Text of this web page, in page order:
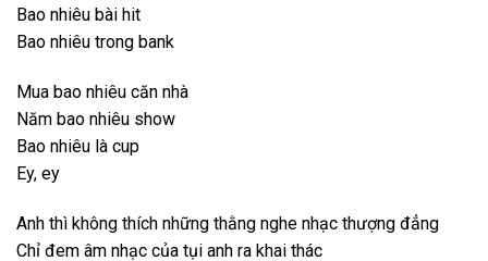
Bao nhiêu bài hit
Bao nhiêu trong bank
Mua bao nhiêu căn nhà
Năm bao nhiêu show
Bao nhiêu là cup
Ey, ey
Anh thì không thích những thằng nghe nhạc thượng đẳng
Chỉ đem âm nhạc của tụi anh ra khai thác